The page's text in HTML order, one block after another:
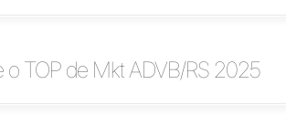
o TOP de Mkt ADVB/RS 2025